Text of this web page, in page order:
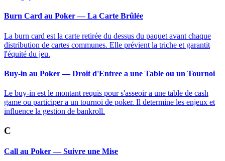
Burn Card au Poker — La Carte Brûlée
La burn card est la carte retirée du dessus du paquet avant chaque
distribution de cartes communes. Elle prévient la triche et garantit
l'équité du jeu.
Buy-in au Poker — Droit d'Entree a une Table ou un Tournoi
Le buy-in est le montant requis pour s'asseoir a une table de cash
game ou participer a un tournoi de poker. Il determine les enjeux et
influence la gestion de bankroll.
C
Call au Poker — Suivre une Mise